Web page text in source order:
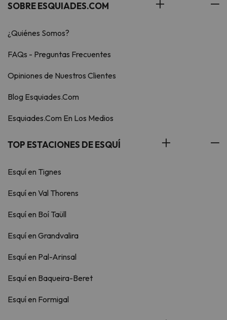
SOBRE ESQUIADES.COM
¿Quiénes Somos?
FAQs - Preguntas Frecuentes
Opiniones de Nuestros Clientes
Blog Esquiades.Com
Esquiades.Com En Los Medios
TOP ESTACIONES DE ESQUÍ
Esquí en Tignes
Esquí en Val Thorens
Esquí en Boí Taüll
Esquí en Grandvalira
Esquí en Pal-Arinsal
Esquí en Baqueira-Beret
Esquí en Formigal